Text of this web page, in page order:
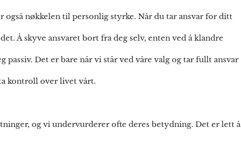
også nøkkelen til personlig styrke. Når du tar ansvar for ditt
Å skyve ansvaret bort fra deg selv, enten ved å klandre
Det er bare når vi står ved våre valg og tar fullt ansvar
kontroll over livet vårt.
og vi undervurderer ofte deres betydning. Det er lett å